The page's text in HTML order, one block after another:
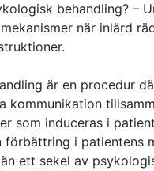
behandling? –
när inlärd
är en procedur
kommunikation
som induceras i
förbättring i patientens
ett sekel av